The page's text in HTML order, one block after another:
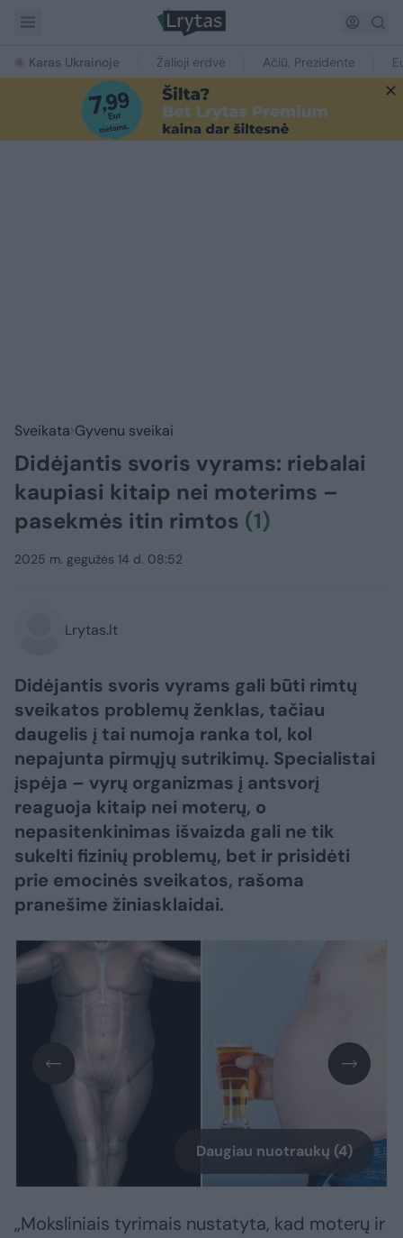
Karas Ukrainoje Žalioji erdvė Ačiū, Prezidente
Sveikata Gyvenu sveikai
Didėjantis svoris vyrams: riebalai
kaupiasi kitaip nei moterims –
pasekmės itin rimtos (1)
2025 m. gegužės 14 d. 08:52
Lrytas.lt
Didėjantis svoris vyrams gali būti rimtų
sveikatos problemų ženklas, tačiau
daugelis į tai numoja ranka tol, kol
nepajunta pirmųjų sutrikimų. Specialistai
įspėja – vyrų organizmas į antsvorį
reaguoja kitaip nei moterų, o
nepasitenkinimas išvaizda gali ne tik
sukelti fizinių problemų, bet ir prisidėti
prie emocinės sveikatos, rašoma
pranešime žiniasklaidai.
Daugiau nuotraukų (4)
„Moksliniais tyrimais nustatyta, kad moterų ir